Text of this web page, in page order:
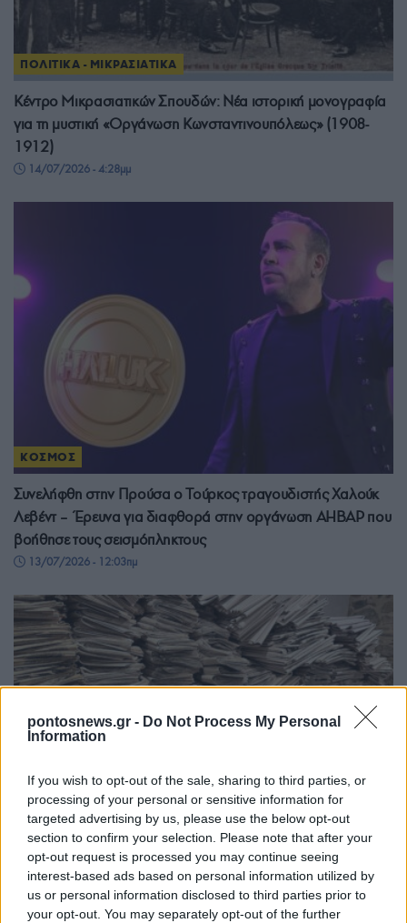
pontosnews.gr - Do Not Process My Personal
Information
If you wish to opt-out of the sale, sharing to third parties, or
processing of your personal or sensitive information for
targeted advertising by us, please use the below opt-out
section to confirm your selection. Please note that after your
opt-out request is processed you may continue seeing
interest-based ads based on personal information utilized by
us or personal information disclosed to third parties prior to
your opt-out. You may separately opt-out of the further
ΠΟΛΙΤΙΚΑ - ΜΙΚΡΑΣΙΑΤΙΚΑ
Κέντρο Μικρασιατικών Σπουδών: Νέα ιστορική μονογραφία
για τη μυστική «Οργάνωση Κωνσταντινουπόλεως» (1908-
1912)
14/07/2026 - 4:28μμ
ΚΟΣΜΟΣ
Συνελήφθη στην Προύσα ο Τούρκος τραγουδιστής Χαλούκ
Λεβέντ – Έρευνα για διαφθορά στην οργάνωση AHBAP που
βοήθησε τους σεισμόπληκτους
13/07/2026 - 12:03πμ
ΣΑΝ ΣΗΜΕΡΑ...ΣΤΟΝ ΠΟΝΤΟ ΚΑΙ ΑΛΛΟΥ
Σαν σήμερα, 12 Ιουλίου 1925: Κυκλοφορεί η Απογευματινή,
η ελληνική φωνή της Κωνσταντινούπολης